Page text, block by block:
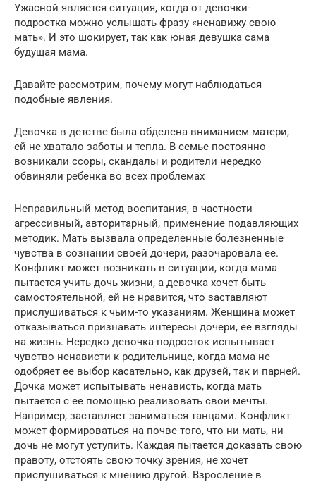
Ужасной является ситуация, когда от девочки-
подростка можно услышать фразу «ненавижу свою
мать». И это шокирует, так как юная девушка сама
будущая мама.
Давайте рассмотрим, почему могут наблюдаться
подобные явления.
Девочка в детстве была обделена вниманием матери,
ей не хватало заботы и тепла. В семье постоянно
возникали ссоры, скандалы и родители нередко
обвиняли ребенка во всех проблемах
Неправильный метод воспитания, в частности
агрессивный, авторитарный, применение подавляющих
методик. Мать вызвала определенные болезненные
чувства в сознании своей дочери, разочаровала ее.
Конфликт может возникать в ситуации, когда мама
пытается учить дочь жизни, а девочка хочет быть
самостоятельной, ей не нравится, что заставляют
прислушиваться к чьим-то указаниям. Женщина может
отказываться признавать интересы дочери, ее взгляды
на жизнь. Нередко девочка-подросток испытывает
чувство ненависти к родительнице, когда мама не
одобряет ее выбор касательно, как друзей, так и парней.
Дочка может испытывать ненависть, когда мать
пытается с ее помощью реализовать свои мечты.
Например, заставляет заниматься танцами. Конфликт
может формироваться на почве того, что ни мать, ни
дочь не могут уступить. Каждая пытается доказать свою
правоту, отстоять свою точку зрения, не хочет
прислушиваться к мнению другой. Взросление в